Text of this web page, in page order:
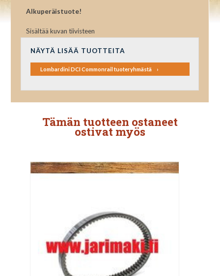
Alkuperäistuote!
Sisältää kuvan tiivisteen
NÄYTÄ LISÄÄ TUOTTEITA
Lombardini DCI Commonrail tuoteryhmästä
Tämän tuotteen ostaneet
ostivat myös